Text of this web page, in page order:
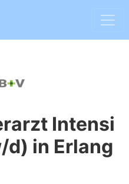
Intensi
in Erlang